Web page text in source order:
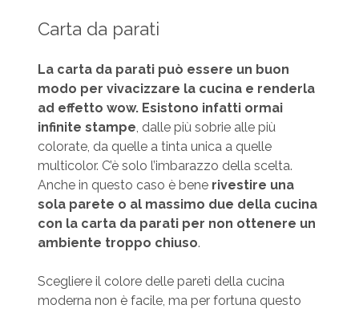
Carta da parati
La carta da parati può essere un buon
modo per vivacizzare la cucina e renderla
ad effetto wow. Esistono infatti ormai
infinite stampe, dalle più sobrie alle più
colorate, da quelle a tinta unica a quelle
multicolor. C’è solo l’imbarazzo della scelta.
Anche in questo caso è bene rivestire una
sola parete o al massimo due della cucina
con la carta da parati per non ottenere un
ambiente troppo chiuso.
Scegliere il colore delle pareti della cucina
moderna non è facile, ma per fortuna questo